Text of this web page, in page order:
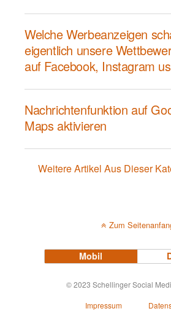
Welche Werbeanzeigen
eigentlich unsere
auf Facebook, Instagram
Nachrichtenfunktion auf
Maps aktivieren
Weitere Artikel Aus Dieser
Zum
Mobil
© 2023 Schellinger Social
Impressum